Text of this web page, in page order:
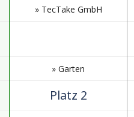
» TecTake GmbH
» Garten
Platz 2